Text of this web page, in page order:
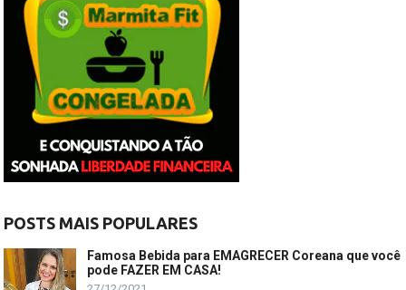
POSTS MAIS POPULARES
Famosa Bebida para EMAGRECER Coreana que você
pode FAZER EM CASA!